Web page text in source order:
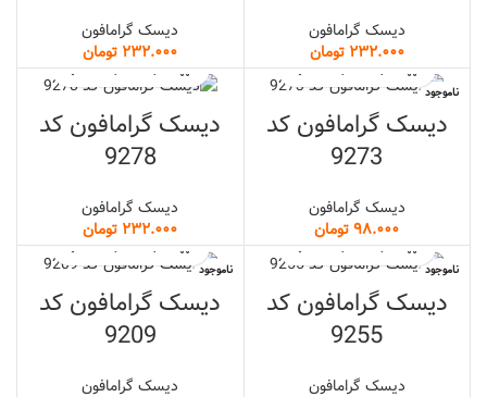
دیسک گرامافون
تومان
دیسک گرامافون
تومان
ناموجود
دیسک گرامافون کد
9273
دیسک گرامافون
تومان
دیسک گرامافون کد
9278
دیسک گرامافون
تومان
ناموجود
دیسک گرامافون کد
9255
دیسک گرامافون
ناموجود
دیسک گرامافون کد
9209
دیسک گرامافون